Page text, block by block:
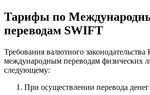
Тарифы по
переводам SWIFT
Требования валютного законодательства
международным переводам физических
следующему:
При осуществлении перевода